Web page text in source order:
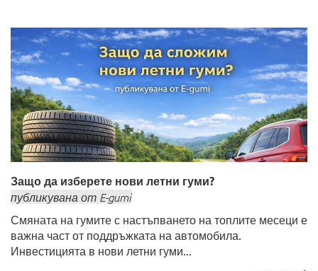
Защо да изберете нови летни гуми?
публикувана от E-gumi
Смяната на гумите с настъпването на топлите месеци е
важна част от поддръжката на автомобила.
Инвестицията в нови летни гуми...